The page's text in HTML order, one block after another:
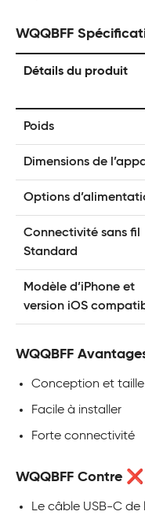
WQQBFF
Détails du produit
Poids
Dimensions de
Options
Connectivité sans fil
Standard
Modèle d’iPhone et
version iOS
WQQBFF
Conception et
Facile à installer
Forte connectivité
WQQBFF Contre ❌
Le câble USB-C